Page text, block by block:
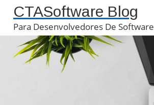
CTASoftware Blog
Para Desenvolvedores De Software